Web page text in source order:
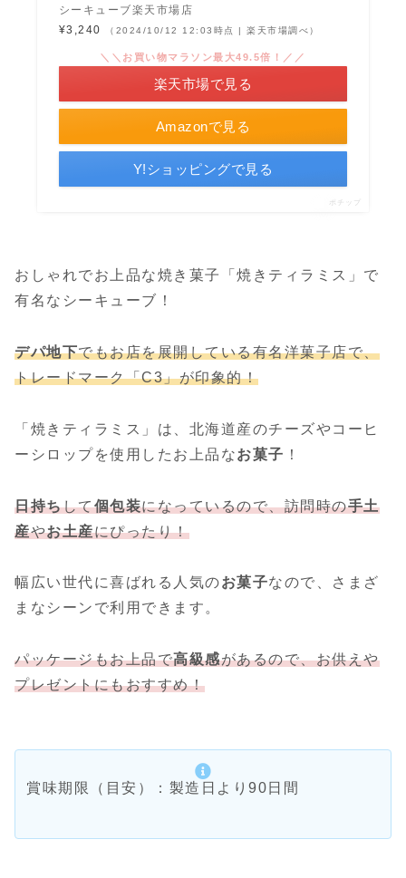
シーキューブ楽天市場店
¥3,240
（2024/10/12 12:03時点 | 楽天市場調べ）
Amazonで見る
＼＼お買い物マラソン最大49.5倍！／／
楽天市場で見る
Y!ショッピングで見る
ポチップ
おしゃれでお上品な焼き菓子「焼きティラミス」で
有名なシーキューブ！
デパ地下でもお店を展開している有名洋菓子店で、
トレードマーク「C3」が印象的！
「焼きティラミス」は、北海道産のチーズやコーヒ
ーシロップを使用したお上品なお菓子 ！
日持ちして個包装になっているので、訪問時の手土
産やお土産にぴったり！
幅広い世代に喜ばれる人気のお菓子なので、さまざ
まなシーンで利用できます。
パッケージもお上品で高級感があるので、お供えや
プレゼントにもおすすめ！
賞味期限（目安）：製造日より90日間